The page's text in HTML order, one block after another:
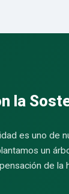
la
es uno de
un
de la